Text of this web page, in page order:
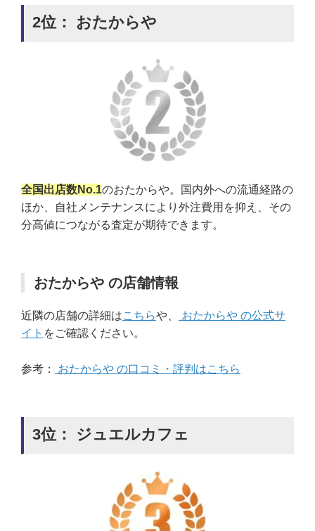
2位： おたからや
全国出店数No.1のおたからや。国内外への流通経路の
ほか、自社メンテナンスにより外注費用を抑え、その
分高値につながる査定が期待できます。
おたからや の店舗情報
近隣の店舗の詳細はこちらや、
おたからや の公式サ
イト をご確認ください。
参考： おたからや の口コミ・評判はこちら
3位： ジュエルカフェ